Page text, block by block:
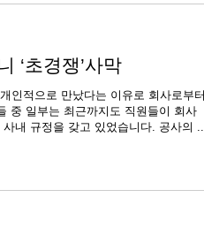
‘초경쟁’사막
인적으로 만났다는 이유로 회사로부터
중 일부는 최근까지도 직원들이 회사
내 규정을 갖고 있었습니다. 공사의